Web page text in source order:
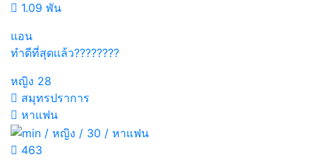
1.09 พัน
แอน
ทำดีที่สุดเเล้ว????????
หญิง 28
สมุทรปราการ
หาแฟน
463